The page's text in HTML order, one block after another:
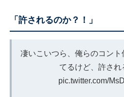
「許されるのか？！」
凄いこいつら、俺らのコン
てるけど、許され
pic.twitter.com/